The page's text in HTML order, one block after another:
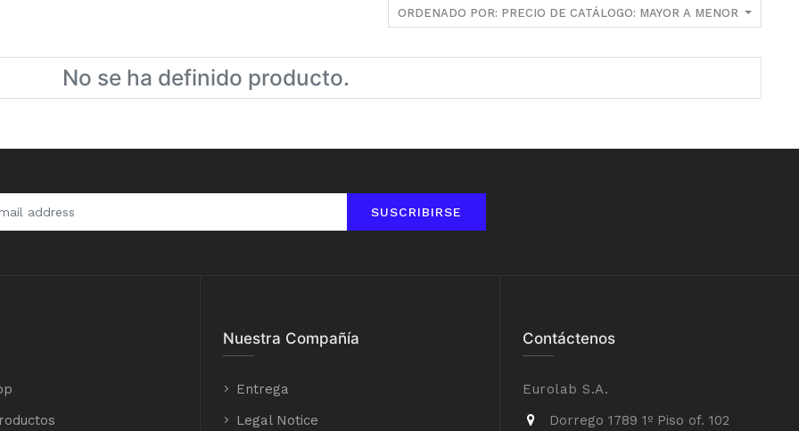
ORDENADO POR: PRECIO DE CATÁLOGO: MAYOR A MENOR
No se ha definido producto.
SUSCRIBIRSE
Nuestra Compañía
Entrega
Legal Notice
Contáctenos
Eurolab S.A.
Dorrego 1789 1º Piso of. 102